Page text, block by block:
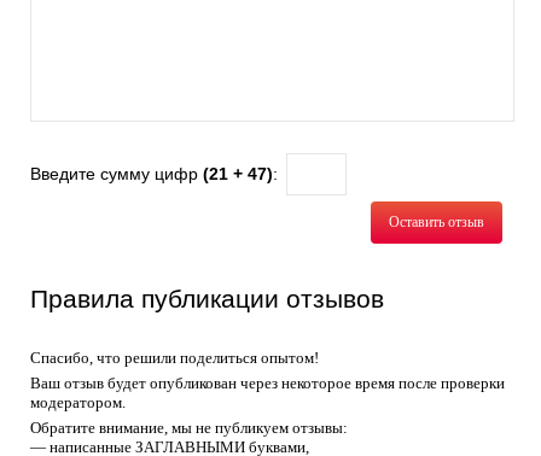
Введите сумму цифр (21 + 47):
Оставить отзыв
Правила публикации отзывов
Спасибо, что решили поделиться опытом!
Ваш отзыв будет опубликован через некоторое время после проверки
модератором.
Обратите внимание, мы не публикуем отзывы:
— написанные ЗАГЛАВНЫМИ буквами,